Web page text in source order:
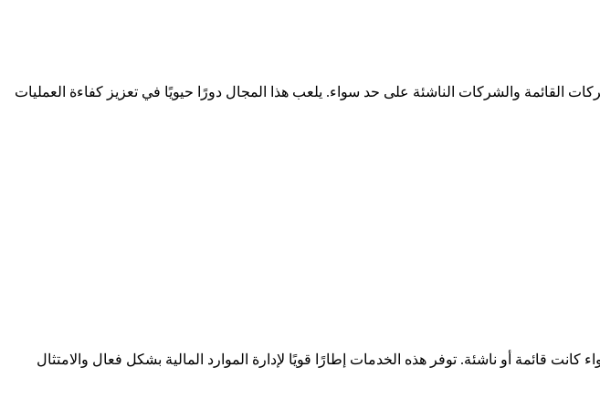
القائمة والشركات الناشئة على حد سواء. يلعب هذا المجال دورًا حيويًا في تعزيز كفاءة العمليات
قائمة أو ناشئة. توفر هذه الخدمات إطارًا قويًا لإدارة الموارد المالية بشكل فعال والامتثال